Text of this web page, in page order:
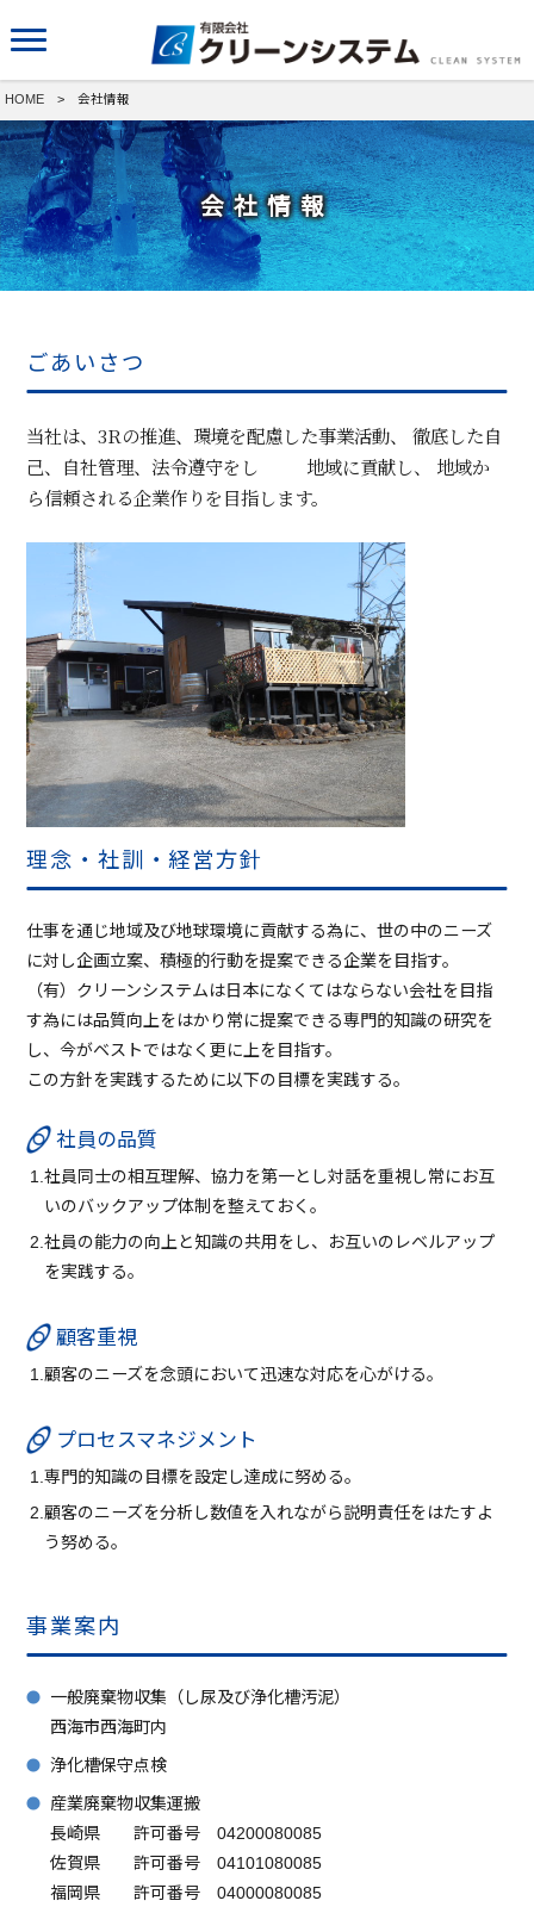
HOME > 会社情報
会社情報
ごあいさつ
当社は、3Rの推進、環境を配慮した事業活動、
徹底した自
己、自社管理、法令遵守をし 地域に貢献し、
地域か
ら信頼される企業作りを目指します。
理念・社訓・経営方針
仕事を通じ地域及び地球環境に貢献する為に、世の中のニーズ
に対し企画立案、積極的行動を提案できる企業を目指す。
（有）クリーンシステムは日本になくてはならない会社を目指
す為には品質向上をはかり常に提案できる専門的知識の研究を
し、今がベストではなく更に上を目指す。
この方針を実践するために以下の目標を実践する。
社員の品質
1.社員同士の相互理解、協力を第一とし対話を重視し常にお互
いのバックアップ体制を整えておく。
2.社員の能力の向上と知識の共用をし、お互いのレベルアップ
を実践する。
顧客重視
1.顧客のニーズを念頭において迅速な対応を心がける。
プロセスマネジメント
1.専門的知識の目標を設定し達成に努める。
2.顧客のニーズを分析し数値を入れながら説明責任をはたすよ
う努める。
事業案内
一般廃棄物収集（し尿及び浄化槽汚泥）
西海市西海町内
浄化槽保守点検
産業廃棄物収集運搬
長崎県 許可番号 04200080085
佐賀県 許可番号 04101080085
福岡県 許可番号 04000080085